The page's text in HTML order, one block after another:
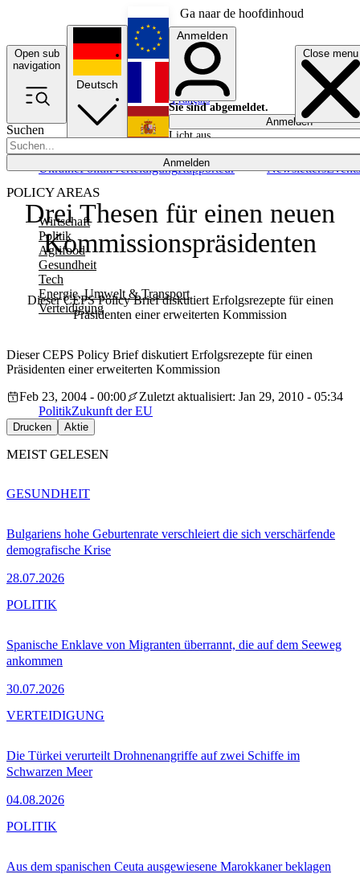
Ga naar de hoofdinhoud
Open sub
navigation
Close menu
Suchen
Anmelden
POLICY AREAS
Wirtschaft
Politik
Agrifood
Gesundheit
Tech
Energie, Umwelt & Transport
Verteidigung
UkrainePolitikVerteidigungRapporteur NewslettersEvents
Deutsch
English
Français
Anmelden
Sie sind abgemeldet.
Anmelden
Licht aus
Drei Thesen für einen neuen
Kommissionspräsidenten
Dieser CEPS Policy Brief diskutiert Erfolgsrezepte für einen
Präsidenten einer erweiterten Kommission
Dieser CEPS Policy Brief diskutiert Erfolgsrezepte für einen
Präsidenten einer erweiterten Kommission
Feb 23, 2004 - 00:00
Zuletzt aktualisiert: Jan 29, 2010 - 05:34
PolitikZukunft der EU
Drucken Aktie
MEIST GELESEN
Bulgariens hohe Geburtenrate verschleiert die sich verschärfende
demografische Krise
28.07.2026
GESUNDHEIT
Spanische Enklave von Migranten überrannt, die auf dem Seeweg
ankommen
30.07.2026
POLITIK
Die Türkei verurteilt Drohnenangriffe auf zwei Schiffe im
Schwarzen Meer
04.08.2026
VERTEIDIGUNG
Aus dem spanischen Ceuta ausgewiesene Marokkaner beklagen
POLITIK